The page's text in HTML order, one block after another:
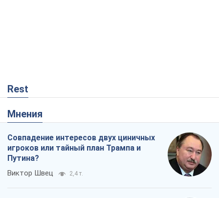
Rest
Мнения
Совпадение интересов двух циничных
игроков или тайный план Трампа и
Путина?
Виктор Швец 2,4 т.